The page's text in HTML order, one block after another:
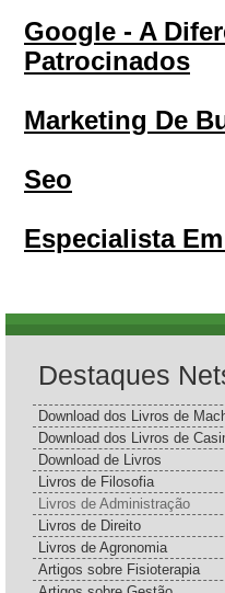
Google - A
Patrocinados
Marketing De
Seo
Especialista
Destaques
Download dos Livros de
Download dos Livros de
Download de Livros
Livros de Filosofia
Livros de Administração
Livros de Direito
Livros de Agronomia
Artigos sobre Fisioterapia